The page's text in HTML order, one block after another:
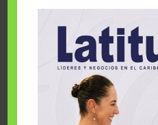
Cuando la solidaridad
sueños Fairmont